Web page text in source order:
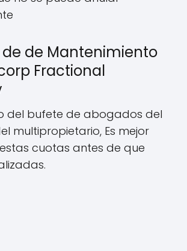
de Mantenimiento
Fractional
del bufete de abogados del
multipropietario, Es mejor
cuotas antes de que